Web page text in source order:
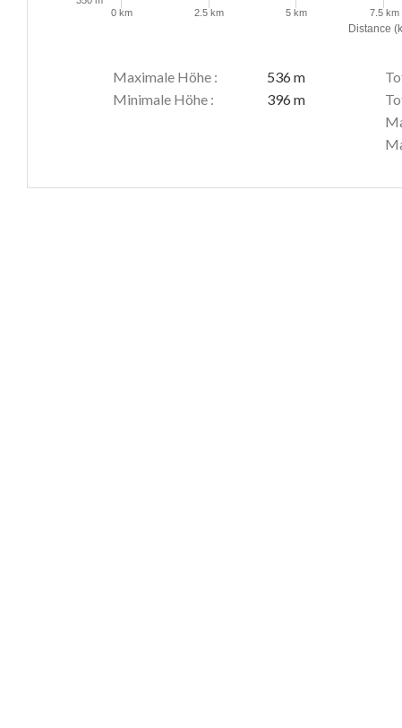
Distance
0 km 2.5 km 5 km 7.5 km
Maximale Höhe :
536 m
Minimale Höhe :
396 m